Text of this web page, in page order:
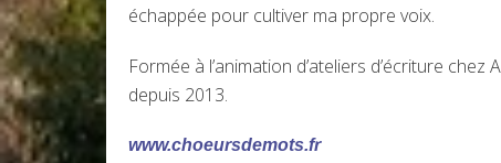
échappée pour cultiver ma propre voix.
Formée à l’animation d’ateliers d’écriture
depuis 2013.
www.choeursdemots.fr